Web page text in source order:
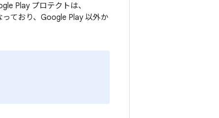
Play プロテクトは、
ており、Google Play 以外か